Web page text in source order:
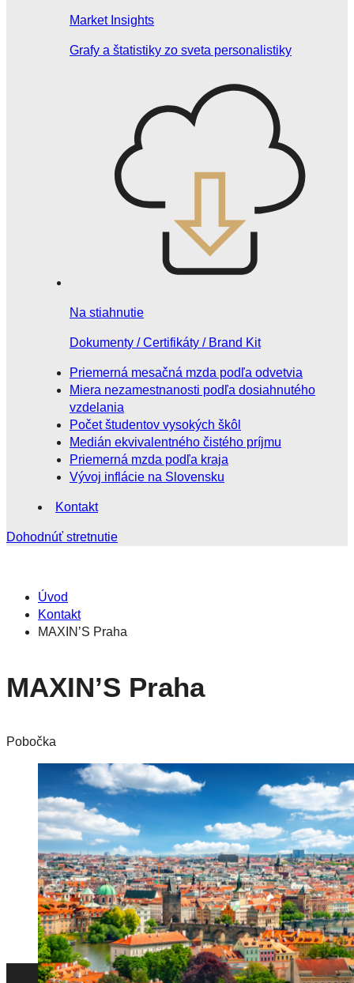
Market Insights
Grafy a štatistiky zo sveta personalistiky
Na stiahnutie
Dokumenty / Certifikáty / Brand Kit
Priemerná mesačná mzda podľa odvetvia
Miera nezamestnanosti podľa dosiahnutého
vzdelania
Počet študentov vysokých škôl
Medián ekvivalentného čistého príjmu
Priemerná mzda podľa kraja
Vývoj inflácie na Slovensku
Kontakt
Dohodnúť stretnutie
Úvod
Kontakt
MAXIN’S Praha
MAXIN’S Praha
Pobočka